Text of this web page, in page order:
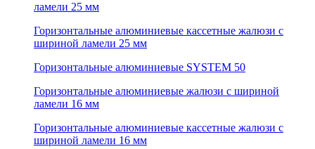
ламели 25 мм
Горизонтальные алюминиевые кассетные жалюзи с
шириной ламели 25 мм
Горизонтальные алюминиевые SYSTEM 50
Горизонтальные алюминиевые жалюзи с шириной
ламели 16 мм
Горизонтальные алюминиевые кассетные жалюзи с
шириной ламели 16 мм